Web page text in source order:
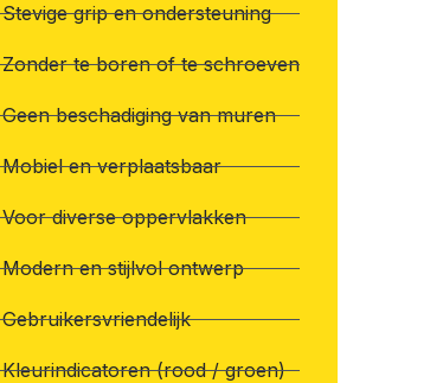
Stevige grip en ondersteuning
Zonder te boren of te schroeven
Geen beschadiging van muren
Mobiel en verplaatsbaar
Voor diverse oppervlakken
Modern en stijlvol ontwerp
Gebruikersvriendelijk
Kleurindicatoren (rood / groen)